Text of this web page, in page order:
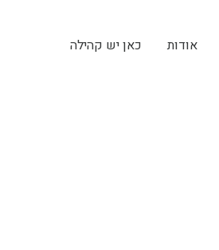
אודות כאן יש קהילה